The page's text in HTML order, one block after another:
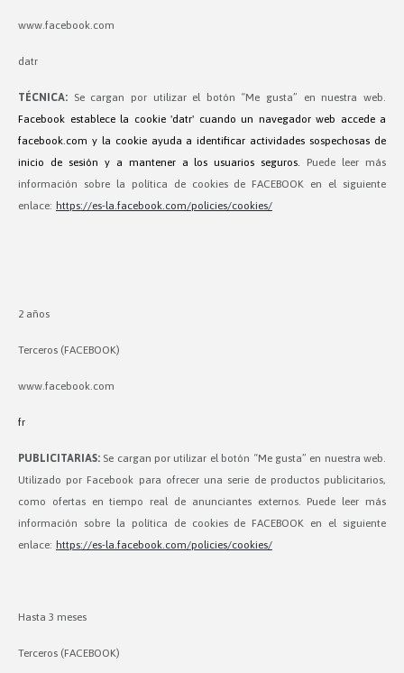
www.facebook.com
datr
TÉCNICA: Se cargan por utilizar el botón “Me gusta” en nuestra web.
Facebook establece la cookie 'datr' cuando un navegador web accede a
facebook.com y la cookie ayuda a identificar actividades sospechosas de
inicio de sesión y a mantener a los usuarios seguros. Puede leer más
información sobre la política de cookies de FACEBOOK en el siguiente
enlace: https://es-la.facebook.com/policies/cookies/
2 años
Terceros (FACEBOOK)
www.facebook.com
fr
PUBLICITARIAS: Se cargan por utilizar el botón “Me gusta” en nuestra web.
Utilizado por Facebook para ofrecer una serie de productos publicitarios,
como ofertas en tiempo real de anunciantes externos. Puede leer más
información sobre la política de cookies de FACEBOOK en el siguiente
enlace: https://es-la.facebook.com/policies/cookies/
Hasta 3 meses
Terceros (FACEBOOK)